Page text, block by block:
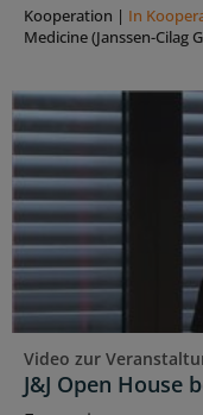
Kooperation | In
Medicine (Janssen-Cilag
Video zur
J&J Open House